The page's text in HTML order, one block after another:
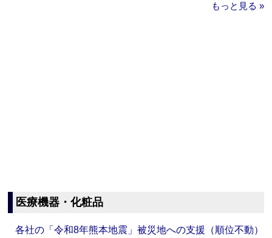
もっと見る »
医療機器・化粧品
各社の「令和8年熊本地震」被災地への支援（順位不動）